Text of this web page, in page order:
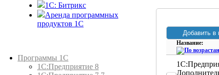
1C: Битрикс
Аренда программных
продуктов 1С
Программы 1С
1С:Предприятие 8
Название: